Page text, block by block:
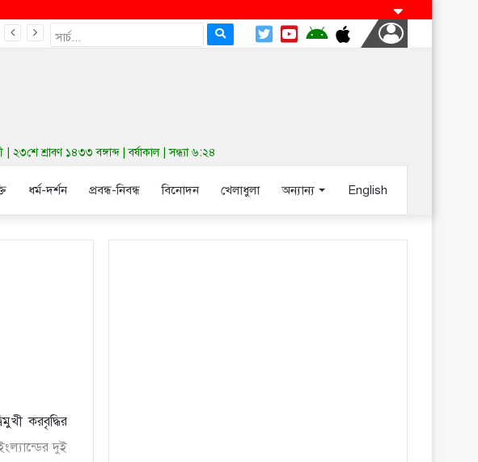
শ্রাবণ ১৪৩৩ বঙ্গাব্দ | বর্ষাকাল | সন্ধ্যা ৬:২৪
ধর্ম-দর্শন প্রবন্ধ-নিবন্ধ বিনোদন খেলাধুলা অন্যান্য English
করবৃদ্ধির
দুই